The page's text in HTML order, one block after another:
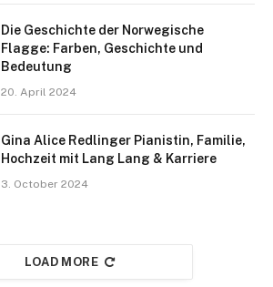
Die Geschichte der Norwegische
Flagge: Farben, Geschichte und
Bedeutung
20. April 2024
Gina Alice Redlinger Pianistin, Familie,
Hochzeit mit Lang Lang & Karriere
3. October 2024
LOAD MORE